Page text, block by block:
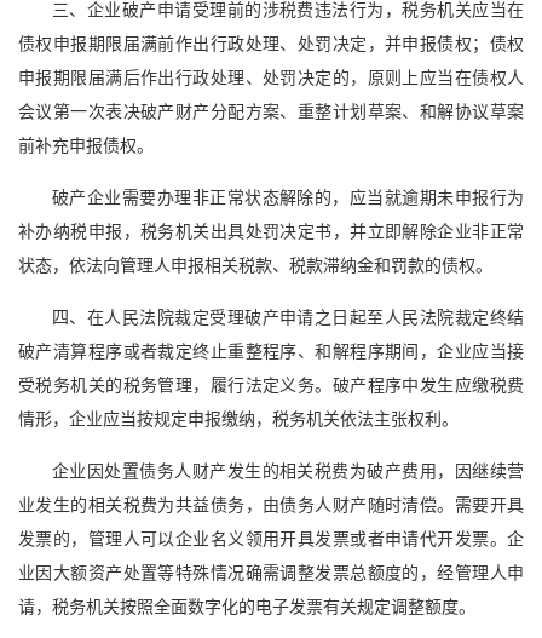
三、企业破产申请受理前的涉税费违法行为，税务机关应当在
债权申报期限届满前作出行政处理、处罚决定，并申报债权；债权
申报期限届满后作出行政处理、处罚决定的，原则上应当在债权人
会议第一次表决破产财产分配方案、重整计划草案、和解协议草案
前补充申报债权。
破产企业需要办理非正常状态解除的，应当就逾期未申报行为
补办纳税申报，税务机关出具处罚决定书，并立即解除企业非正常
状态，依法向管理人申报相关税款、税款滞纳金和罚款的债权。
四、在人民法院裁定受理破产申请之日起至人民法院裁定终结
破产清算程序或者裁定终止重整程序、和解程序期间，企业应当接
受税务机关的税务管理，履行法定义务。破产程序中发生应缴税费
情形，企业应当按规定申报缴纳，税务机关依法主张权利。
企业因处置债务人财产发生的相关税费为破产费用，因继续营
业发生的相关税费为共益债务，由债务人财产随时清偿。需要开具
发票的，管理人可以企业名义领用开具发票或者申请代开发票。企
业因大额资产处置等特殊情况确需调整发票总额度的，经管理人申
请，税务机关按照全面数字化的电子发票有关规定调整额度。